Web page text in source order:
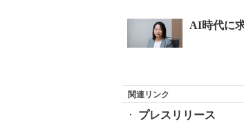
関連リンク
プレスリリース